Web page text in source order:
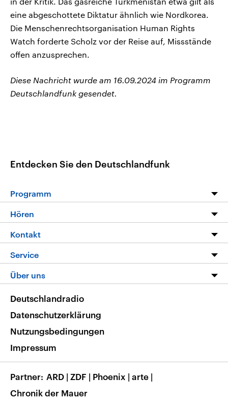
eine abgeschottete Diktatur ähnlich wie Nordkorea.
Die Menschenrechtsorganisation Human Rights
Watch forderte Scholz vor der Reise auf, Missstände
offen anzusprechen.
Diese Nachricht wurde am 16.09.2024 im Programm
Deutschlandfunk gesendet.
Entdecken Sie den Deutschlandfunk
Programm
Programm
Die Nachrichten
Nachrichtenleicht
Neue Beiträge auf dlf.de
Hören
Livestream
Podcasts
Deutschlandfunk App
Nachrichten App
Frequenzen
Kontakt
Hörerservice
Service
FAQ
Veranstaltungen
Musikliste
RSS
Über uns
Barrierefreiheit
Deutschlandradio
Datenschutzerklärung
Nutzungsbedingungen
Impressum
Partner ARD | ZDF | Phoenix | arte |
Chronik der Mauer